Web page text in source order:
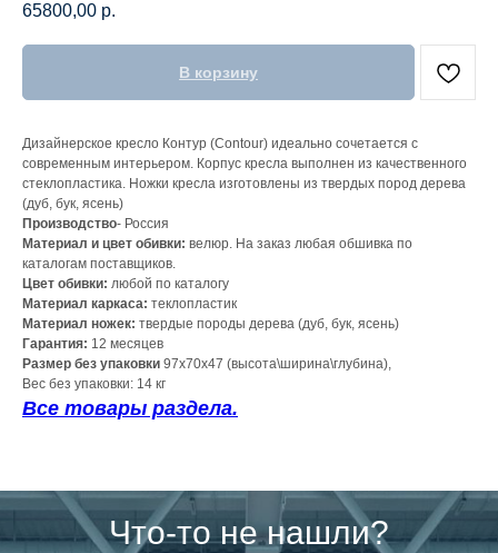
65800,00 р.
В корзину
Дизайнерское кресло Контур (Contour) идеально сочетается с
современным интерьером. Корпус кресла выполнен из качественного
стеклопластика. Ножки кресла изготовлены из твердых пород дерева
(дуб, бук, ясень)
Производство- Россия
Материал и цвет обивки: велюр. На заказ любая обшивка по
каталогам поставщиков.
Цвет обивки: любой по каталогу
Материал каркаса: теклопластик
Материал ножек: твердые породы дерева (дуб, бук, ясень)
Гарантия: 12 месяцев
Размер без упаковки 97х70х47 (высота\ширина\глубина),
Вес без упаковки: 14 кг
Все товары раздела.
Что-то не нашли?